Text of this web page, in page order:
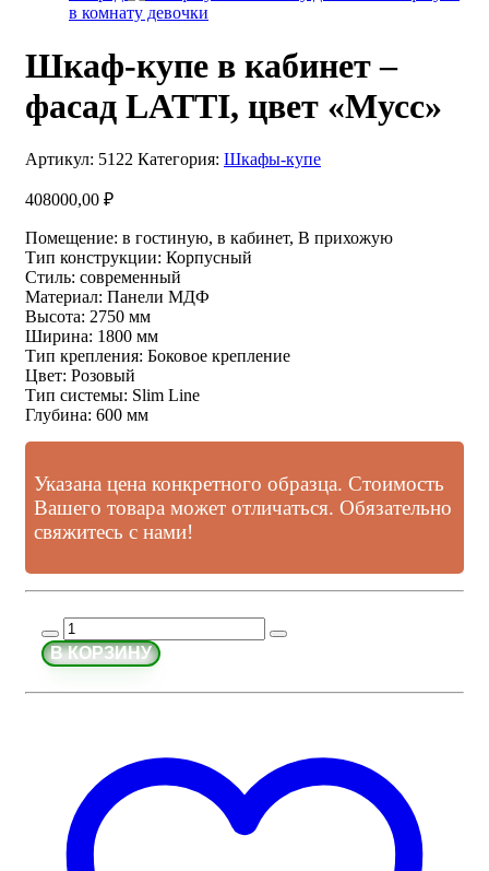
в комнату девочки
Шкаф-купе в кабинет –
фасад LATTI, цвет «Мусс»
Артикул: 5122 Категория: Шкафы-купе
408000,00 ₽
Помещение: в гостиную, в кабинет, В прихожую
Тип конструкции: Корпусный
Стиль: современный
Материал: Панели МДФ
Высота: 2750 мм
Ширина: 1800 мм
Тип крепления: Боковое крепление
Цвет: Розовый
Тип системы: Slim Line
Глубина: 600 мм
Указана цена конкретного образца. Стоимость
Вашего товара может отличаться. Обязательно
свяжитесь с нами!
В КОРЗИНУ